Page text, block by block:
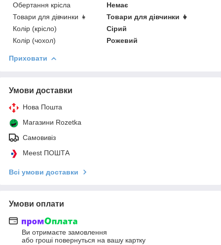
Обертання крісла
Немає
Товари для дівчинки 👧
Товари для дівчинки 👧
Колір (крісло)
Сірий
Колір (чохол)
Рожевий
Приховати
Умови доставки
Нова Пошта
Магазини Rozetka
Самовивіз
Meest ПОШТА
Всі умови доставки
Умови оплати
Ви отримаєте замовлення
або гроші повернуться на вашу картку